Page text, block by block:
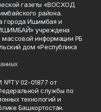
газеты «ВОСХОД
района.
города Ишимбая и
учреждена
массовой информации РБ
дом «Республика
№ТУ 02-01877 от
службы по
технологий и
Башкортостан.